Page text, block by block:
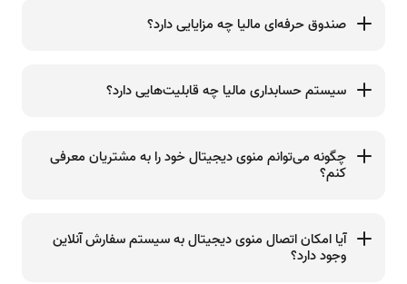
صندوق حرفه‌ای مالیا چه مزایایی دارد؟
سیستم حسابداری مالیا چه قابلیت‌هایی دارد؟
چگونه می‌توانم منوی دیجیتال خود را به مشتریان معرفی
کنم؟
آیا امکان اتصال منوی دیجیتال به سیستم سفارش آنلاین
وجود دارد؟